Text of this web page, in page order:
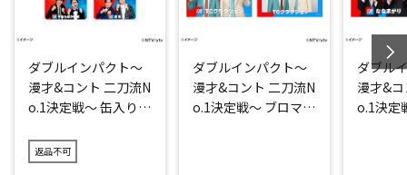
ダブルインパクト～
漫才&コント 二刀流N
o.1決定戦～ 缶入りキ
返品不可
ダブルインパクト～
漫才&コント 二刀流N
o.1決定戦～ ブロマイ
ダブル
漫才&
o.1決定